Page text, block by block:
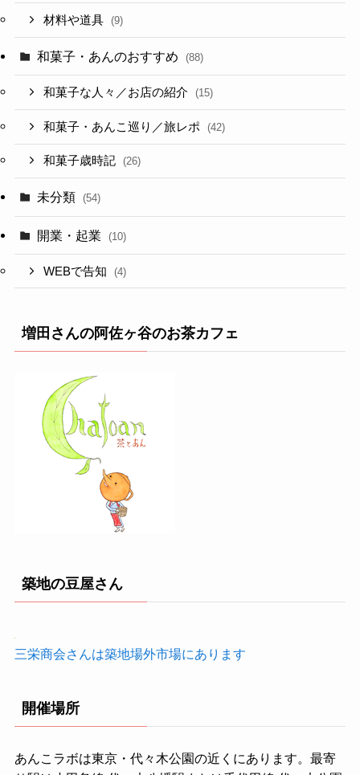
材料や道具 (9)
和菓子・あんのおすすめ (88)
和菓子な人々／お店の紹介 (15)
和菓子・あんこ巡り／旅レポ (42)
和菓子歳時記 (26)
未分類 (54)
開業・起業 (10)
WEBで告知 (4)
増田さんの阿佐ヶ谷のお茶カフェ
築地の豆屋さん
三栄商会さんは築地場外市場にあります
開催場所
あんこラボは東京・代々木公園の近くにあります。最寄